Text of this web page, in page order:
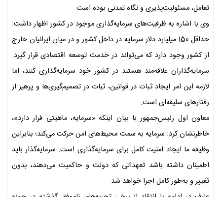
تعامل، مسئولیت‌پذیری و نگاه تمدنی بوده است.
وی با اشاره به ظرفیت‌های سرمایه‌گذاری موجود در کشور اظهار داشت:
حداقل 150 میلیارد دلار سرمایه در داخل کشور و در میان ایرانیان خارج
از کشور وجود دارد که می‌تواند در خدمت توسعه اقتصادی قرار گیرد.
سرمایه‌گذاران علاقه‌مند هستند در کشور خود سرمایه‌گذاری کنند، اما
لازمه این امر ایجاد ثبات در قوانین، ثبات در تصمیم‌گیری‌ها و پرهیز از
رفتارهای سلیقه‌ای است.
معاون اول رئیس‌جمهور با بیان اینکه «سرمایه، ماهیتی فرار دارد»،
خاطرنشان کرد: سرمایه به سمت محیط‌های امن حرکت می‌کند؛ بنابراین
وظیفه ما ایجاد امنیت کامل برای سرمایه‌گذاری است. سرمایه‌گذار باید
اطمینان داشته باشد تعهداتی که دولت و حاکمیت می‌دهند، بدون
تغییر و به‌طور کامل اجرا خواهد شد.